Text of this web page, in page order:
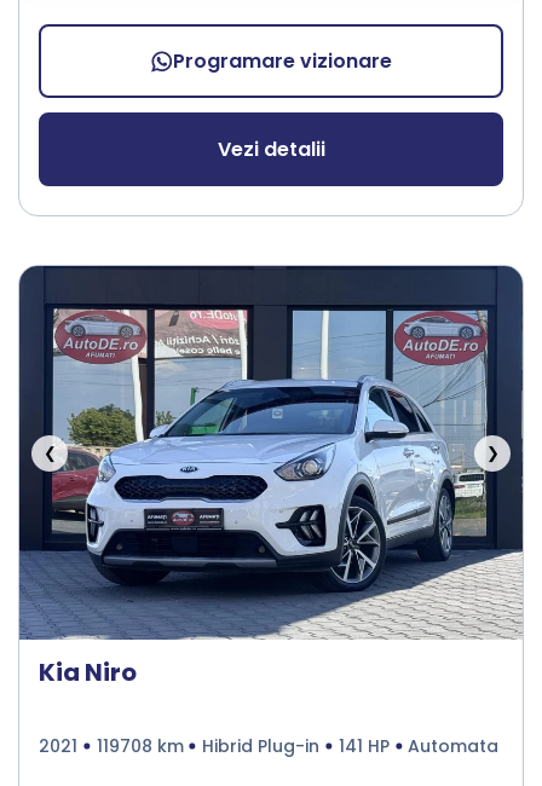
Programare vizionare
Vezi detalii
❮ ❯
Kia Niro
2021 119708 km Hibrid Plug-in 141 HP Automata